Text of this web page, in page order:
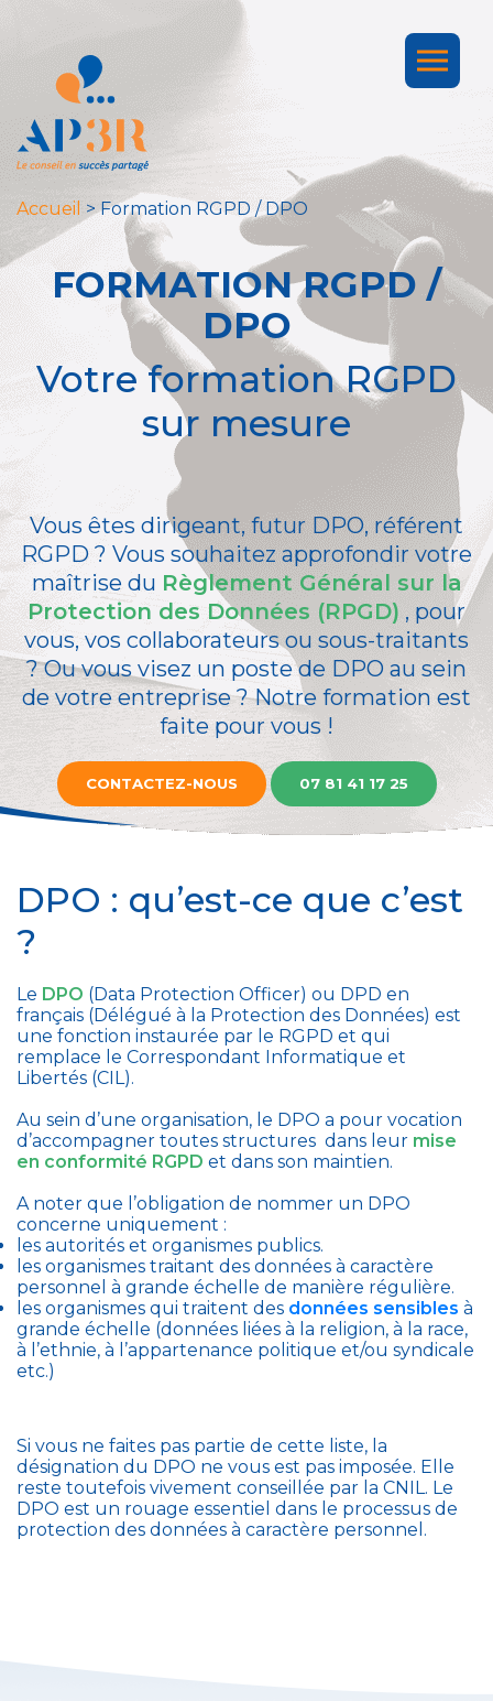
Accueil >Formation RGPD / DPO
FORMATION RGPD /
DPO
Votre formation RGPD
sur mesure
Vous êtes dirigeant, futur DPO, référent
RGPD ? Vous souhaitez approfondir votre
maîtrise du Règlement Général sur la
Protection des Données (RPGD) , pour
vous, vos collaborateurs ou sous-traitants
? Ou vous visez un poste de DPO au sein
de votre entreprise ? Notre formation est
faite pour vous !
CONTACTEZ-NOUS 07 81 41 17 25
DPO : qu’est-ce que c’est
?
Le DPO (Data Protection Officer) ou DPD en
français (Délégué à la Protection des Données) est
une fonction instaurée par le RGPD et qui
remplace le Correspondant Informatique et
Libertés (CIL).
Au sein d’une organisation, le DPO a pour vocation
d’accompagner toutes structures dans leur mise
en conformité RGPD et dans son maintien.
A noter que l’obligation de nommer un DPO
concerne uniquement :
les autorités et organismes publics.
les organismes traitant des données à caractère
personnel à grande échelle de manière régulière.
les organismes qui traitent des données sensibles à
grande échelle (données liées à la religion, à la race,
à l’ethnie, à l’appartenance politique et/ou syndicale
etc.)
Si vous ne faites pas partie de cette liste, la
désignation du DPO ne vous est pas imposée. Elle
reste toutefois vivement conseillée par la CNIL. Le
DPO est un rouage essentiel dans le processus de
protection des données à caractère personnel.